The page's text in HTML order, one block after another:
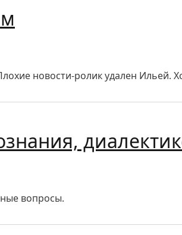
новости-ролик удален Ильей.
и философии
вопросы.